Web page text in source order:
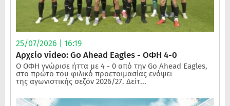
25/07/2026 | 16:19
Αρχείο video: Go Ahead Eagles - ΟΦΗ 4-0
Ο ΟΦΗ γνώρισε ήττα με 4 - 0 από την Go Ahead Eagles,
στο πρώτο του φιλικό προετοιμασίας ενόψει
της αγωνιστικής σεζόν 2026/27. Δείτ...